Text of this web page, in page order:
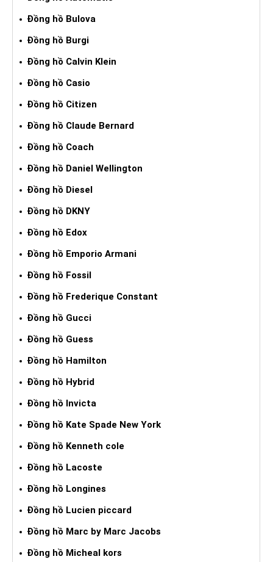
Đồng hồ Bulova
Đồng hồ Burgi
Đồng hồ Calvin Klein
Đồng hồ Casio
Đồng hồ Citizen
Đồng hồ Claude Bernard
Đồng hồ Coach
Đồng hồ Daniel Wellington
Đồng hồ Diesel
Đồng hồ DKNY
Đồng hồ Edox
Đồng hồ Emporio Armani
Đồng hồ Fossil
Đồng hồ Frederique Constant
Đồng hồ Gucci
Đồng hồ Guess
Đồng hồ Hamilton
Đồng hồ Hybrid
Đồng hồ Invicta
Đồng hồ Kate Spade New York
Đồng hồ Kenneth cole
Đồng hồ Lacoste
Đồng hồ Longines
Đồng hồ Lucien piccard
Đồng hồ Marc by Marc Jacobs
Đồng hồ Micheal kors